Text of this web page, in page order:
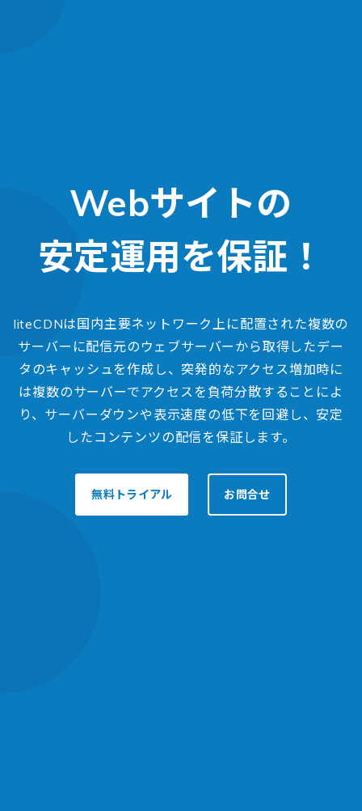
Webサイトの
安定運用を保証！
liteCDNは国内主要ネットワーク上に配置された複数の
サーバーに配信元のウェブサーバーから取得したデー
タのキャッシュを作成し、突発的なアクセス増加時に
は複数のサーバーでアクセスを負荷分散することによ
り、サーバーダウンや表示速度の低下を回避し、安定
したコンテンツの配信を保証します。
無料トライアル お問合せ